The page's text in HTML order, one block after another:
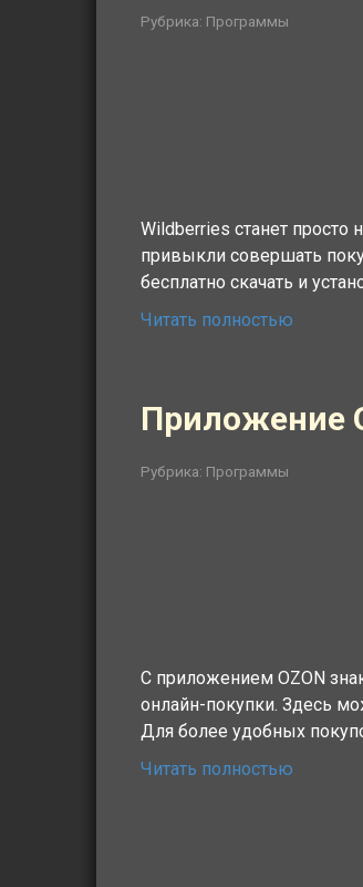
Рубрика: Программы
Wildberries станет
привыкли совершать
бесплатно скачать и
Читать полностью
Приложение
Рубрика: Программы
С приложением OZON
онлайн-покупки. Здесь
Для более удобных
Читать полностью